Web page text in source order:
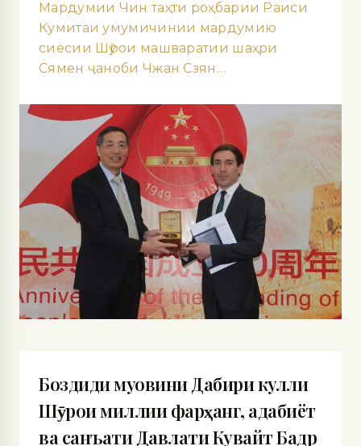
Мардумии Чин таҳти роҳбарии Раиси
Кумитаи умумичинии мардумию
сиёсии Шӯрои машваратии шаҳри
Сямен ҷаноби Чжан Сзян…
Боздиди муовини Дабири кулли
Шӯрои миллии фарҳанг, адабиёт
ва санъати Давлати Кувайт Бадр